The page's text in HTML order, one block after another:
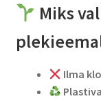
Miks
Ilma